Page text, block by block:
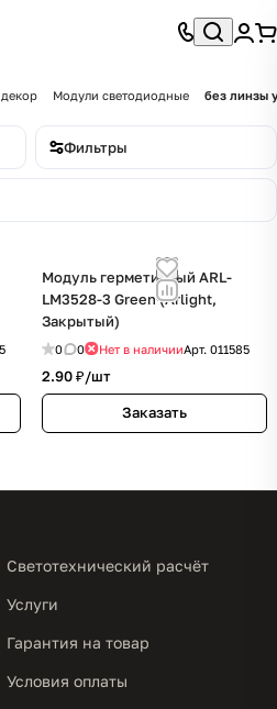
Модули светодиодные без линзы
Фильтры
Модуль герметичный ARL-
LM3528-3 Green (Arlight,
Закрытый)
0 0 Нет в наличииАрт. 011585
2.90 ₽/шт
Заказать
Светотехнический расчёт
Услуги
Гарантия на товар
Условия оплаты